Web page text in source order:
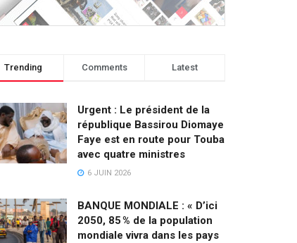
Trending Comments Latest
Urgent : Le président de la
république Bassirou Diomaye
Faye est en route pour Touba
avec quatre ministres
6 JUIN 2026
BANQUE MONDIALE : « D’ici
2050, 85 % de la population
mondiale vivra dans les pays